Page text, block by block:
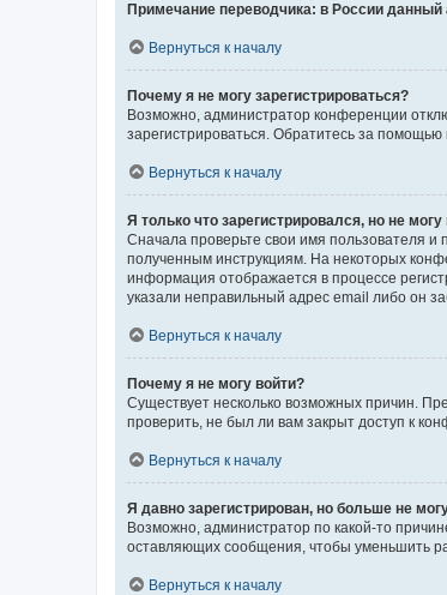
Примечание переводчика: в России
Вернуться к началу
Почему я не могу зарегистрироваться?
Возможно, администратор конференции
зарегистрироваться. Обратитесь за
Вернуться к началу
Я только что зарегистрировался, но не могу
Сначала проверьте свои имя пользователя и
полученным инструкциям. На некоторых
информация отображается в процессе
указали неправильный адрес email либо он
Вернуться к началу
Почему я не могу войти?
Существует несколько возможных причин.
проверить, не был ли вам закрыт доступ к
Вернуться к началу
Я давно зарегистрирован, но больше не
Возможно, администратор по какой-то
оставляющих сообщения, чтобы уменьшить
Вернуться к началу